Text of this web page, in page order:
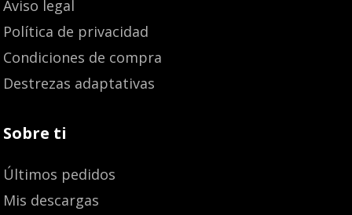
Aviso legal
Política de privacidad
Condiciones de compra
Destrezas adaptativas
Sobre ti
Últimos pedidos
Mis descargas